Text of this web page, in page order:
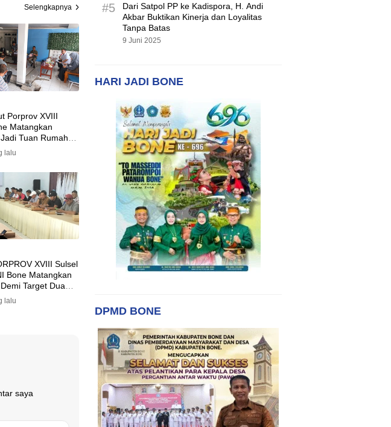
Selengkapnya
Porprov XVIII
Matangkan
Tuan Rumah
Wakil Bupati
Dispora
dan
Rampung
lalu
XVIII Sulsel
Bone Matangkan
Target Dua
lalu
saya
#5
Dari Satpol PP ke Kadispora, H. Andi
Akbar Buktikan Kinerja dan Loyalitas
Tanpa Batas
9 Juni 2025
HARI JADI BONE
DPMD BONE